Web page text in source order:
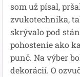
som už písal,
zvukotechnika,
skrývalo pod
pohostenie ako
punč. Na výber
dekorácií. O